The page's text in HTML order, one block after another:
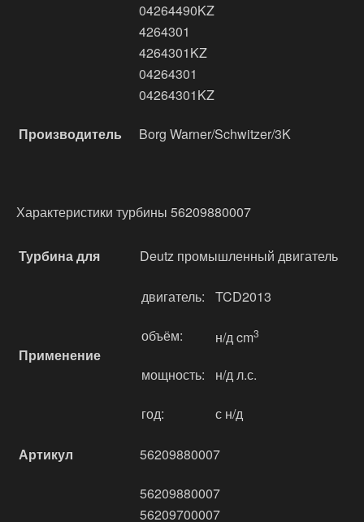
04264490KZ
4264301
4264301KZ
04264301
04264301KZ
Производитель Borg Warner/Schwitzer/3K
Характеристики турбины 56209880007
Турбина для Deutz промышленный двигатель
Применение
двигатель: TCD2013
объём: н/д cm3
мощность: н/д л.с.
год: с н/д
Артикул 56209880007
56209880007
56209700007